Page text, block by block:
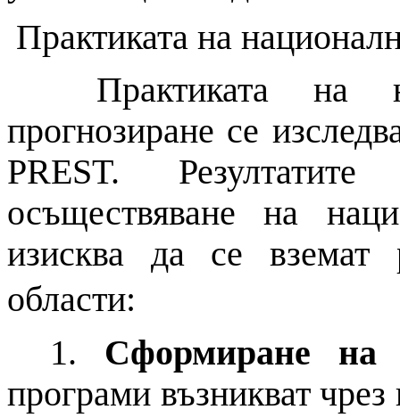
Практиката на
Практиката на
прогнозиране се
PREST.
осъществяванена
изисква да се вземат
области:
1. Сформиране на
програми възникват